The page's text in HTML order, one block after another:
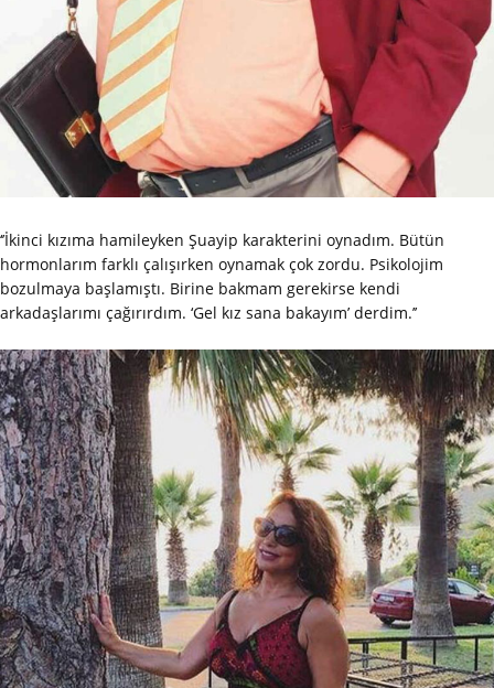
‘’İkinci kızıma hamileyken Şuayip karakterini oynadım. Bütün
hormonlarım farklı çalışırken oynamak çok zordu. Psikolojim
bozulmaya başlamıştı. Birine bakmam gerekirse kendi
arkadaşlarımı çağırırdım. ‘Gel kız sana bakayım’ derdim.’’